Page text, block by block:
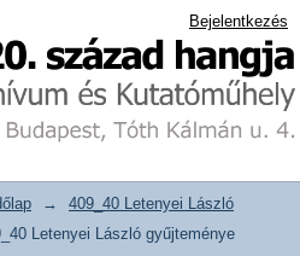
Letenyei László
neve
adattár Bejelentkezés
→
409_40 Letenyei László
Letenyei László gyűjteménye